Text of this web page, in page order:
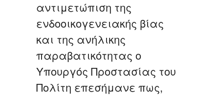
αντιμετώπιση της
ενδοοικογενειακής βίας
και της ανήλικης
παραβατικότητας ο
Υπουργός Προστασίας του
Πολίτη επεσήμανε πως,